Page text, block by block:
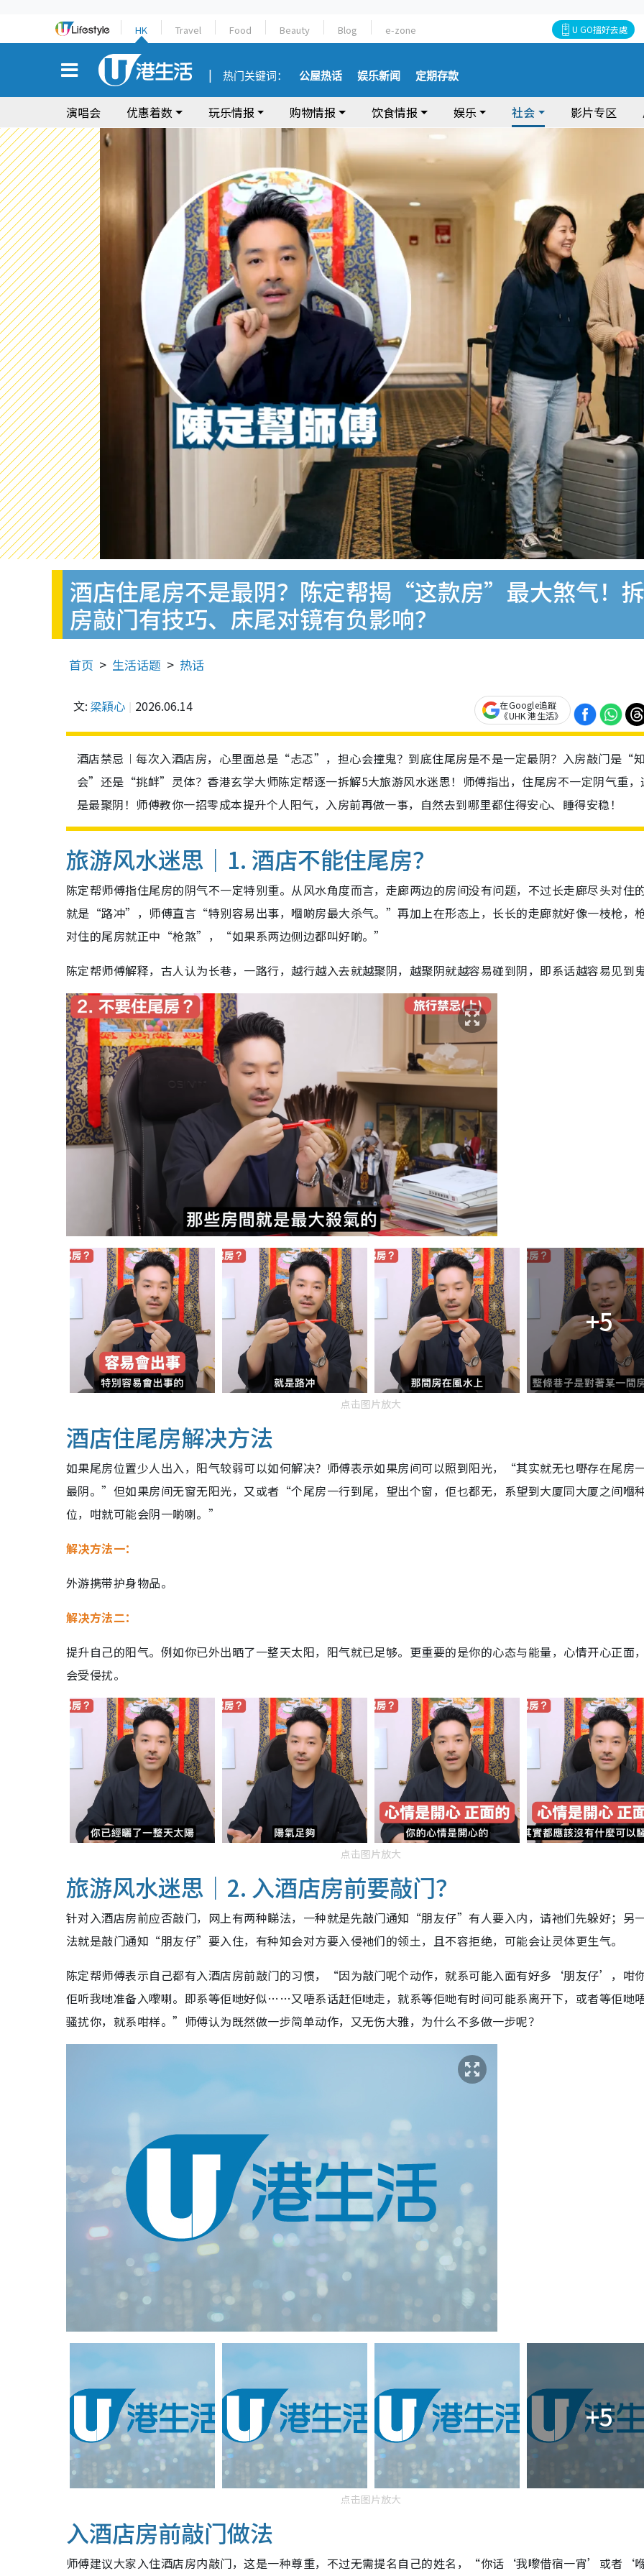
HK Travel Food Beauty Blog e-zone U GO搵好去處
热门关键词： 公屋热话 娱乐新闻 定期存款
演唱会 优惠着数 玩乐情报 购物情报 饮食情报 娱乐 社会 影片专区
酒店住尾房不是最阴？陈定帮揭“这款房”最大煞气！
房敲门有技巧、床尾对镜有负影响？
首页 生活话题 热话
文: 梁穎心 2026.06.14
在Google追蹤
《UHK 港生活》
酒店禁忌︱每次入酒店房，心里面总是“忐忑”，担心会撞鬼？到底住尾房是不是一定最阴？入房敲门是“
会”还是“挑衅”灵体？香港玄学大师陈定帮逐一拆解5大旅游风水迷思！师傅指出，住尾房不一定阴气重，
是最聚阴！师傅教你一招零成本提升个人阳气，入房前再做一事，自然去到哪里都住得安心、睡得安稳！
旅游风水迷思｜1. 酒店不能住尾房？
陈定帮师傅指住尾房的阴气不一定特别重。从风水角度而言，走廊两边的房间没有问题，不过长走廊尽头对住
就是“路冲”，师傅直言“特别容易出事，嗰啲房最大杀气。”再加上在形态上，长长的走廊就好像一枝枪，
对住的尾房就正中“枪煞”，“如果系两边侧边都叫好啲。”
陈定帮师傅解释，古人认为长巷，一路行，越行越入去就越聚阴，越聚阴就越容易碰到阴，即系话越容易见到
+5
点击图片放大
酒店住尾房解决方法
如果尾房位置少人出入，阳气较弱可以如何解决？师傅表示如果房间可以照到阳光，“其实就无乜嘢存在尾房
最阴。”但如果房间无窗无阳光，又或者“个尾房一行到尾，望出个窗，佢乜都无，系望到大厦同大厦之间嗰
位，咁就可能会阴一啲喇。”
解决方法一：
外游携带护身物品。
解决方法二：
提升自己的阳气。例如你已外出晒了一整天太阳，阳气就已足够。更重要的是你的心态与能量，心情开心正面
会受侵扰。
点击图片放大
旅游风水迷思｜2. 入酒店房前要敲门？
针对入酒店房前应否敲门，网上有两种睇法，一种就是先敲门通知“朋友仔”有人要入内，请祂们先躲好；另
法就是敲门通知“朋友仔”要入住，有种知会对方要入侵衪们的领土，且不容拒绝，可能会让灵体更生气。
陈定帮师傅表示自己都有入酒店房前敲门的习惯，“因为敲门呢个动作，就系可能入面有好多‘朋友仔’，咁
佢听我哋准备入嚟喇。即系等佢哋好似……又唔系话赶佢哋走，就系等佢哋有时间可能系离开下，或者等佢哋
骚扰你，就系咁样。”师傅认为既然做一步简单动作，又无伤大雅，为什么不多做一步呢？
+5
点击图片放大
入酒店房前敲门做法
师傅建议大家入住酒店房内敲门，这是一种尊重，不过无需提名自己的姓名，“你话‘我嚟借宿一宵’或者‘